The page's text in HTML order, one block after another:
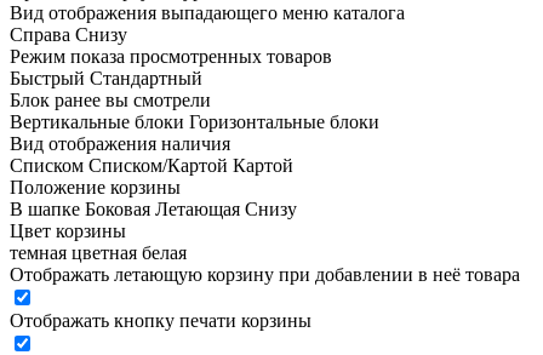
Вид отображения выпадающего меню каталога
Справа Снизу
Режим показа просмотренных товаров
Быстрый Стандартный
Блок ранее вы смотрели
Вертикальные блоки Горизонтальные блоки
Вид отображения наличия
Списком Списком/Картой Картой
Положение корзины
В шапке Боковая Летающая Снизу
Цвет корзины
темная цветная белая
Отображать летающую корзину при добавлении в неё товара
Отображать кнопку печати корзины